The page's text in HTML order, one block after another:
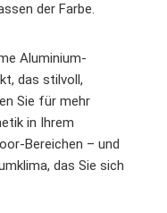
der Farbe.
Aluminium-
das stilvoll,
Sie für mehr
in Ihrem
Bereichen – und
das Sie sich